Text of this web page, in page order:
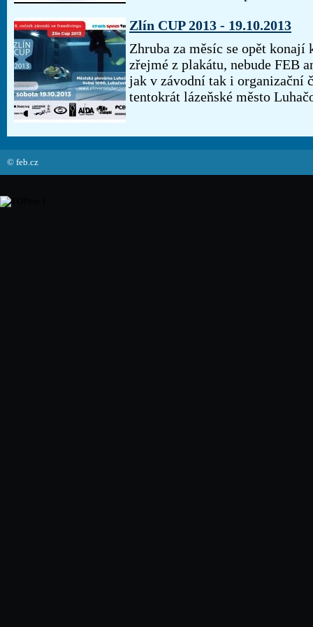
Zlín CUP 2013 - 19.10.2013
Zhruba za měsíc se opět
zřejmé z plakátu, nebude FEB
jak v závodní tak i organizační
tentokrát lázeňské město
© feb.cz